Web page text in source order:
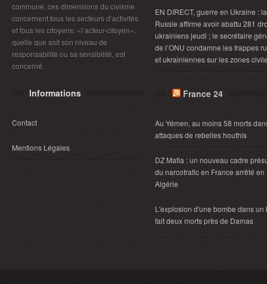
commune, ces dimensions du civisme
concernent tous les secteurs d’activités
et tous les citoyens: «l’acteur-citoyen»,
quelle que soit son niveau de
responsabilité ou sa sensibilité, est
concerné.
Informations
Contact
Mentions Légales
EN DIRECT, guerre en Ukraine : la
Russie affirme avoir abattu 281
ukrainiens jeudi ; le secrétaire
de l’ONU condamne les frappes
et ukrainiennes sur les zones
France 24
Au Yémen, au moins 58 morts
attaques de rebelles houthis
DZ Mafia : un nouveau cadre
du narcotrafic en France arrêté en
Algérie
L'explosion d'une bombe dans un
fait deux morts près de Damas